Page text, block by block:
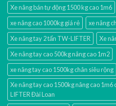
Xe nâng bán tự động 1500 kg cao 1m6
xe nâng cao 1000kg giá rẻ
xe nâng
Xe nâng tay 2 tấn TW-LIFTER
Xe
Xe nâng tay cao 500kg nâng cao 1m2
xe nâng tay cao 1500kg chân siêu rộng
Xe nâng tay cao 1500kg nâng cao
LIFTER Đài Loan